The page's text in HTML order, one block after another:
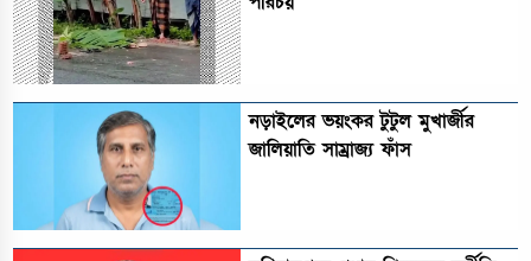
নড়াইলের ভয়ংকর টুটুল মুখার্জীর
জালিয়াতি সাম্রাজ্য ফাঁস